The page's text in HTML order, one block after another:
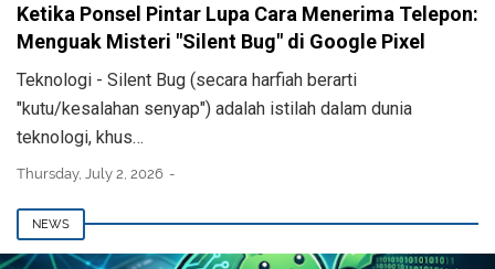
Ketika Ponsel Pintar Lupa Cara Menerima Telepon:
Menguak Misteri "Silent Bug" di Google Pixel
Teknologi - Silent Bug (secara harfiah berarti
"kutu/kesalahan senyap") adalah istilah dalam dunia
teknologi, khus…
Thursday, July 2, 2026
NEWS